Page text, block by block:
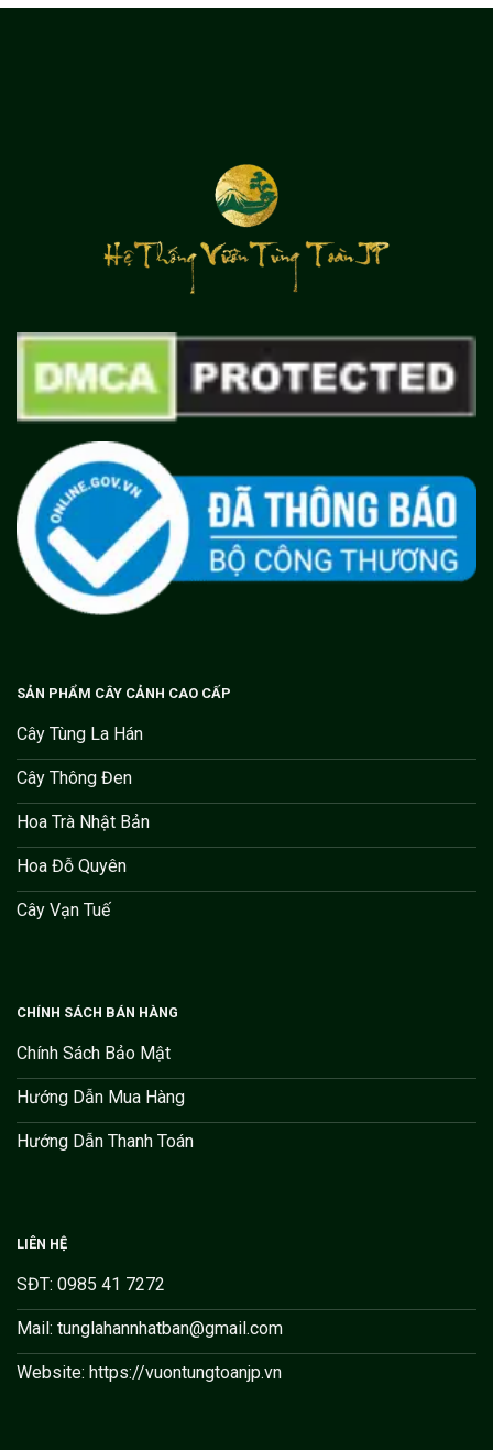
SẢN PHẨM CÂY CẢNH CAO CẤP
Cây Tùng La Hán
Cây Thông Đen
Hoa Trà Nhật Bản
Hoa Đỗ Quyên
Cây Vạn Tuế
CHÍNH SÁCH BÁN HÀNG
Chính Sách Bảo Mật
Hướng Dẫn Mua Hàng
Hướng Dẫn Thanh Toán
LIÊN HỆ
SĐT: 0985 41 7272
Mail: tunglahannhatban@gmail.com
Website: https://vuontungtoanjp.vn